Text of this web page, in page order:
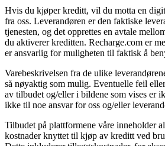
Hvis du kjøper kreditt, vil du motta en
fra oss. Leverandøren er den faktiske
tjenesten, og det opprettes en avtale
du aktiverer kreditten. Recharge.com er
er ansvarlig for muligheten til faktisk å
Varebeskrivelsen fra de ulike
så nøyaktig som mulig. Eventuelle feil
av tilbudet og/eller i bildene som vises er
ikke til noe ansvar for oss og/eller
Tilbudet på plattformene våre inneholder
kostnader knyttet til kjøp av kreditt ved